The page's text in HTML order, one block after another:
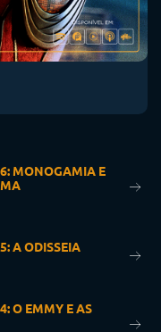
MONOGAMIA E
A ODISSEIA
O EMMY E AS